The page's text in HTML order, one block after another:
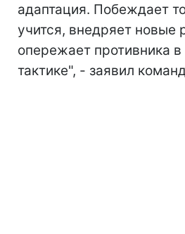
адаптация. Побеждает
учится, внедряет новые
опережает противника в
тактике", - заявил